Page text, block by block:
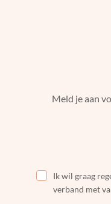
Meld je aan
Ik wil graag
verband met